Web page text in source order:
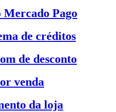
Mercado Pago
de créditos
de desconto
venda
da loja